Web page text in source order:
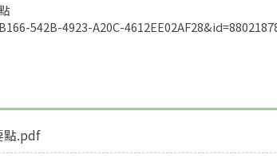
542B-4923-A20C-
點.pdf